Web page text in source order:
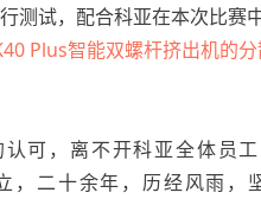
测试，配合科亚在本次比赛
Plus智能双螺杆挤出机的
可，离不开科亚全体员
，二十余年，历经风雨，